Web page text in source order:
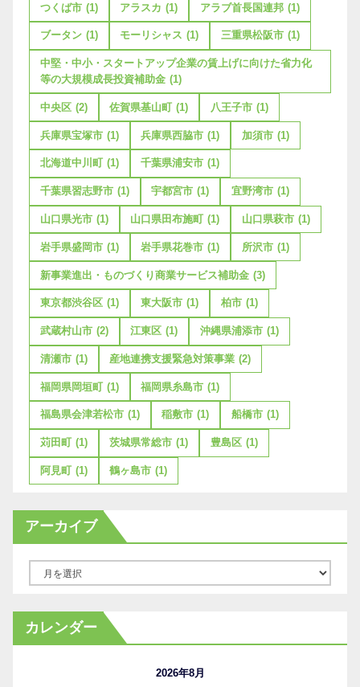
つくば市 (1) アラスカ (1) アラブ首長国連邦 (1)
ブータン (1) モーリシャス (1) 三重県松阪市 (1)
中堅・中小・スタートアップ企業の賃上げに向けた省力化
等の大規模成長投資補助金 (1)
中央区 (2) 佐賀県基山町 (1) 八王子市 (1)
兵庫県宝塚市 (1) 兵庫県西脇市 (1) 加須市 (1)
北海道中川町 (1) 千葉県浦安市 (1)
千葉県習志野市 (1) 宇都宮市 (1) 宜野湾市 (1)
山口県光市 (1) 山口県田布施町 (1) 山口県萩市 (1)
岩手県盛岡市 (1) 岩手県花巻市 (1) 所沢市 (1)
新事業進出・ものづくり商業サービス補助金 (3)
東京都渋谷区 (1) 東大阪市 (1) 柏市 (1)
武蔵村山市 (2) 江東区 (1) 沖縄県浦添市 (1)
清瀬市 (1) 産地連携支援緊急対策事業 (2)
福岡県岡垣町 (1) 福岡県糸島市 (1)
福島県会津若松市 (1) 稲敷市 (1) 船橋市 (1)
苅田町 (1) 茨城県常総市 (1) 豊島区 (1)
阿見町 (1) 鶴ヶ島市 (1)
アーカイブ
カ
イ
カレンダー
2026年8月